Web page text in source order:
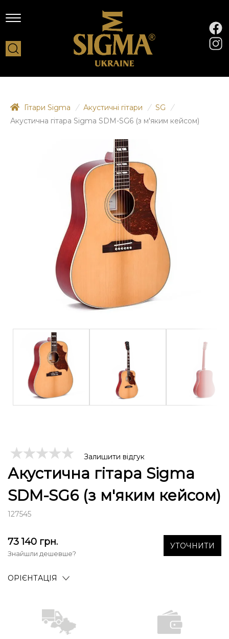
Гітари Sigma / Акустичні гітари / SG
/
Акустична гітара Sigma SDM-SG6 (з м'яким кейсом)
Залишити відгук
Акустична гітара Sigma
SDM-SG6 (з м'яким кейсом)
127545
73 140 грн.
Знайшли дешевше?
УТОЧНИТИ
ОРІЄНТАЦІЯ